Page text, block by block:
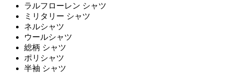
ラルフローレン シャツ
ミリタリー シャツ
ネルシャツ
ウールシャツ
総柄 シャツ
ポリシャツ
半袖 シャツ